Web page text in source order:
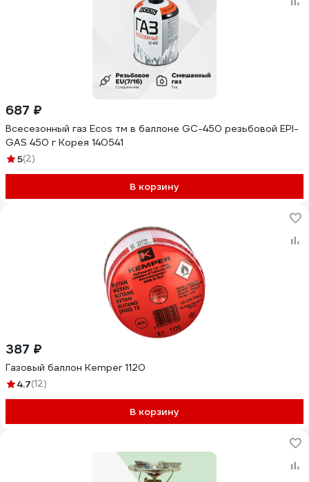
687 ₽
Всесезонный газ Ecos тм в баллоне GC-450 резьбовой EPI-
GAS 450 г Корея 140541
5(2)
В корзину
387 ₽
Газовый баллон Kemper 1120
4.7(12)
В корзину